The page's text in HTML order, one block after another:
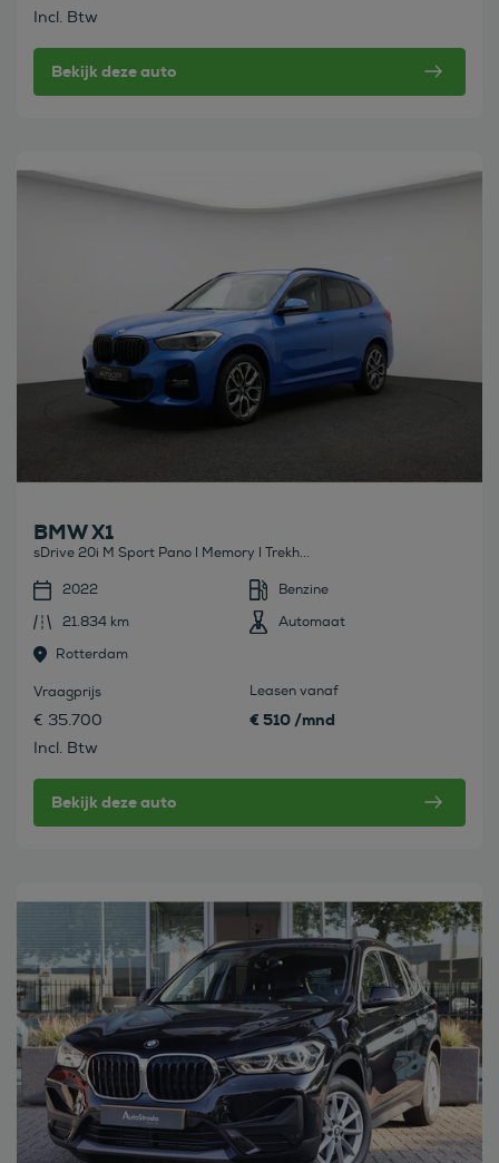
Incl. Btw
Bekijk deze auto
Bekijk deze auto
BMW X1
sDrive 20i M Sport Pano l Memory l Trekh...
2022
Benzine
21.834 km
Automaat
Rotterdam
Vraagprijs
€ 35.700
Incl. Btw
Leasen vanaf
€ 510 /mnd
Bekijk deze auto
Bekijk deze auto